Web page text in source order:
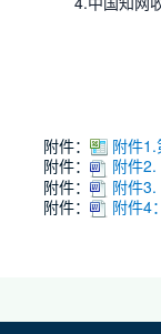
附件：
附件
附件：
附件
附件：
附件
附件：
附件4